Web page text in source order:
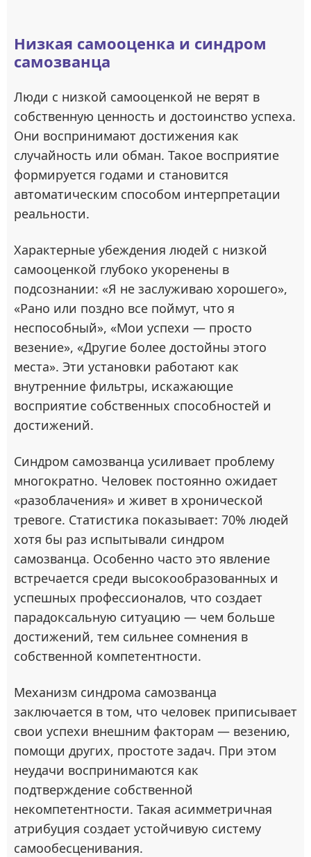
Низкая самооценка и синдром
самозванца
Люди с низкой самооценкой не верят в
собственную ценность и достоинство успеха.
Они воспринимают достижения как
случайность или обман. Такое восприятие
формируется годами и становится
автоматическим способом интерпретации
реальности.
Характерные убеждения людей с низкой
самооценкой глубоко укоренены в
подсознании: «Я не заслуживаю хорошего»,
«Рано или поздно все поймут, что я
неспособный», «Мои успехи — просто
везение», «Другие более достойны этого
места». Эти установки работают как
внутренние фильтры, искажающие
восприятие собственных способностей и
достижений.
Синдром самозванца усиливает проблему
многократно. Человек постоянно ожидает
«разоблачения» и живет в хронической
тревоге. Статистика показывает: 70% людей
хотя бы раз испытывали синдром
самозванца. Особенно часто это явление
встречается среди высокообразованных и
успешных профессионалов, что создает
парадоксальную ситуацию — чем больше
достижений, тем сильнее сомнения в
собственной компетентности.
Механизм синдрома самозванца
заключается в том, что человек приписывает
свои успехи внешним факторам — везению,
помощи других, простоте задач. При этом
неудачи воспринимаются как
подтверждение собственной
некомпетентности. Такая асимметричная
атрибуция создает устойчивую систему
самообесценивания.